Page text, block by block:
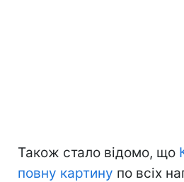
Також стало відомо, що
повну картину по всіх